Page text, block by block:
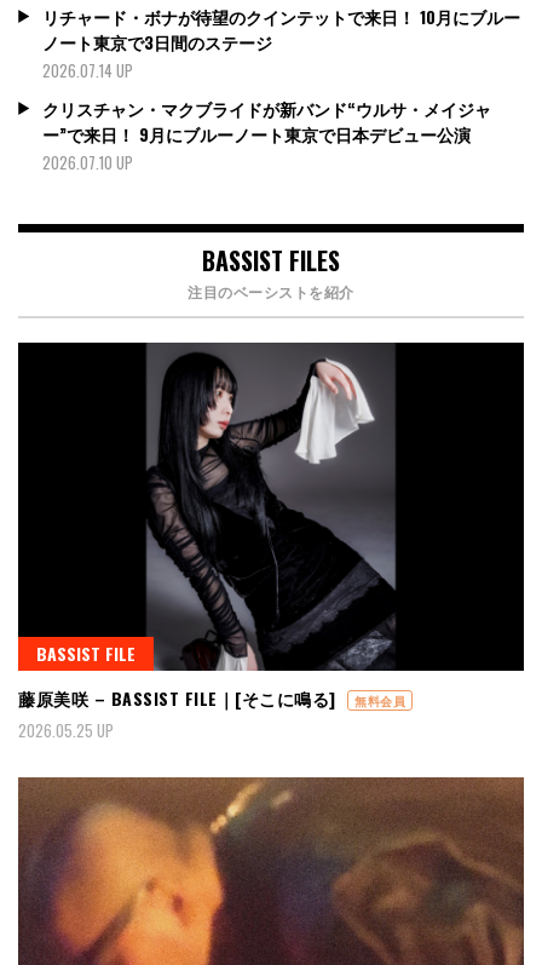
リチャード・ボナが待望のクインテットで来日！ 10月にブルー
ノート東京で3日間のステージ
2026.07.14 UP
クリスチャン・マクブライドが新バンド“ウルサ・メイジャ
ー”で来日！ 9月にブルーノート東京で日本デビュー公演
2026.07.10 UP
BASSIST FILES
注目のベーシストを紹介
BASSIST FILE
藤原美咲 – BASSIST FILE｜[そこに鳴る]
無料会員
2026.05.25 UP